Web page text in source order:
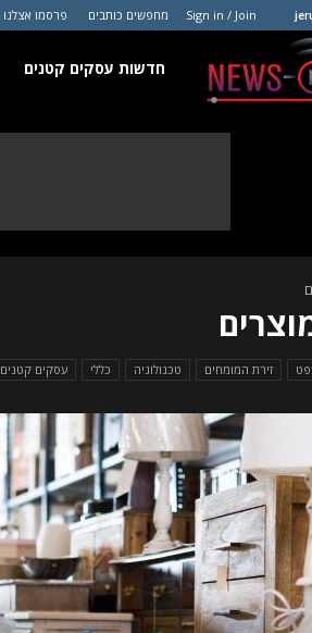
Sign in / Join מחפשים כותבים פרסמו אצלנו
חדשות
חדשות עסקים קטנים
זירת המומחים טכנולוגיה כללי עסקים קטנים